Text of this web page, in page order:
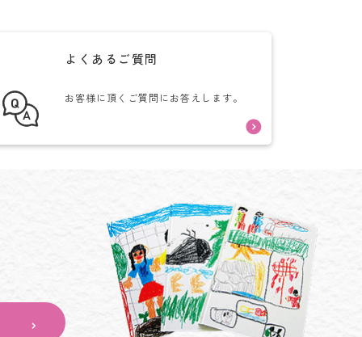
よくあるご質問
お客様に頂くご質問にお答えします。